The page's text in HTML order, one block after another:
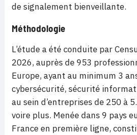
de signalement bienveillante.
Méthodologie
L’étude a été conduite par
2026, auprès de 953
Europe, ayant au minimum 3
cybersécurité, sécurité
au sein d’entreprises de 250 à
voire plus. Menée dans 9 pays
France en première ligne,